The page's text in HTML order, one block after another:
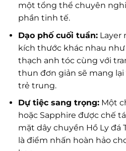
một tổng thể chuyên
phần tinh tế.
Dạo phố cuối tuần:Layer
kích thước khác nhau
thạch anh tóc cùng với
thun đơn giản sẽ mang
trẻ trung.
Dự tiệc sang trọng:Một
hoặc Sapphire được chế
mặt dây chuyền Hồ Ly đá
là điểm nhấn hoàn hảo